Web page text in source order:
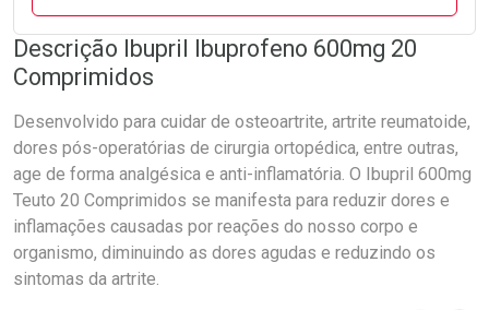
Descrição Ibupril Ibuprofeno 600mg 20
Comprimidos
Desenvolvido para cuidar de osteoartrite, artrite reumatoide,
dores pós-operatórias de cirurgia ortopédica, entre outras,
age de forma analgésica e anti-inflamatória. O Ibupril 600mg
Teuto 20 Comprimidos se manifesta para reduzir dores e
inflamações causadas por reações do nosso corpo e
organismo, diminuindo as dores agudas e reduzindo os
sintomas da artrite.